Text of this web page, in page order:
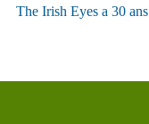
The Irish Eyes a 30 ans